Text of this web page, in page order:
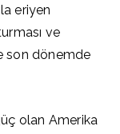
eriyen
ve
son dönemde
olan Amerika